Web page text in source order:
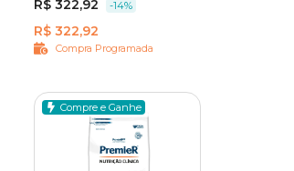
R$ 322,92 -14%
R$ 322,92
Compra Programada
Compre e Ganhe